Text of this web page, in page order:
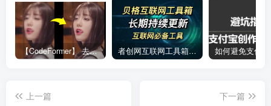
【CodeFormer】 去马赛克神器 者创网互联网工具箱合集
上一篇
下一篇